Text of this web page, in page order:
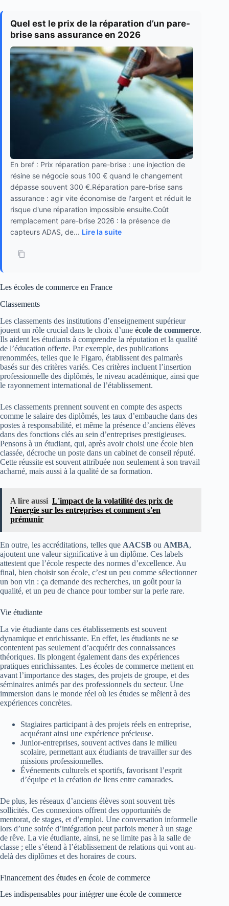
Quel est le prix de la réparation d’un pare-
brise sans assurance en 2026
En bref : Prix réparation pare-brise : une injection de
résine se négocie sous 100 € quand le changement
dépasse souvent 300 €.Réparation pare-brise sans
assurance : agir vite économise de l'argent et réduit le
risque d'une réparation impossible ensuite.Coût
remplacement pare-brise 2026 : la présence de
capteurs ADAS, de... Lire la suite
Les écoles de commerce en France
Classements
Les classements des institutions d’enseignement supérieur
jouent un rôle crucial dans le choix d’une école de commerce.
Ils aident les étudiants à comprendre la réputation et la qualité
de l’éducation offerte. Par exemple, des publications
renommées, telles que le Figaro, établissent des palmarès
basés sur des critères variés. Ces critères incluent l’insertion
professionnelle des diplômés, le niveau académique, ainsi que
le rayonnement international de l’établissement.
Les classements prennent souvent en compte des aspects
comme le salaire des diplômés, les taux d’embauche dans des
postes à responsabilité, et même la présence d’anciens élèves
dans des fonctions clés au sein d’entreprises prestigieuses.
Pensons à un étudiant, qui, après avoir choisi une école bien
classée, décroche un poste dans un cabinet de conseil réputé.
Cette réussite est souvent attribuée non seulement à son travail
acharné, mais aussi à la qualité de sa formation.
A lire aussi L'impact de la volatilité des prix de
l'énergie sur les entreprises et comment s'en
prémunir
En outre, les accréditations, telles que AACSB ou AMBA,
ajoutent une valeur significative à un diplôme. Ces labels
attestent que l’école respecte des normes d’excellence. Au
final, bien choisir son école, c’est un peu comme sélectionner
un bon vin : ça demande des recherches, un goût pour la
qualité, et un peu de chance pour tomber sur la perle rare.
Vie étudiante
La vie étudiante dans ces établissements est souvent
dynamique et enrichissante. En effet, les étudiants ne se
contentent pas seulement d’acquérir des connaissances
théoriques. Ils plongent également dans des expériences
pratiques enrichissantes. Les écoles de commerce mettent en
avant l’importance des stages, des projets de groupe, et des
séminaires animés par des professionnels du secteur. Une
immersion dans le monde réel où les études se mêlent à des
expériences concrètes.
Stagiaires participant à des projets réels en entreprise,
acquérant ainsi une expérience précieuse.
Junior-entreprises, souvent actives dans le milieu
scolaire, permettant aux étudiants de travailler sur des
missions professionnelles.
Événements culturels et sportifs, favorisant l’esprit
d’équipe et la création de liens entre camarades.
De plus, les réseaux d’anciens élèves sont souvent très
sollicités. Ces connexions offrent des opportunités de
mentorat, de stages, et d’emploi. Une conversation informelle
lors d’une soirée d’intégration peut parfois mener à un stage
de rêve. La vie étudiante, ainsi, ne se limite pas à la salle de
classe ; elle s’étend à l’établissement de relations qui vont au-
delà des diplômes et des horaires de cours.
Financement des études en école de commerce
Les indispensables pour intégrer une école de commerce